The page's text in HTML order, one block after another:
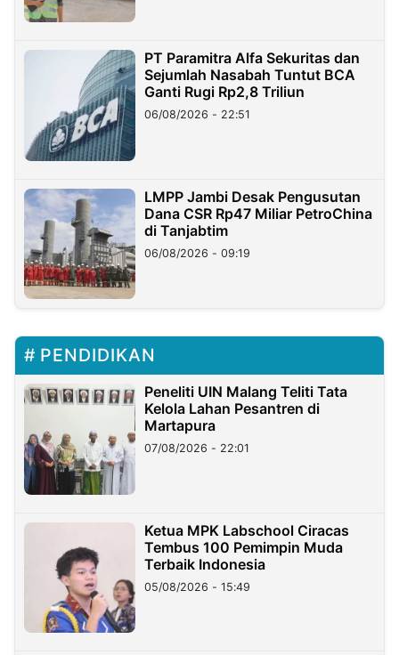
PT Paramitra Alfa Sekuritas dan
Sejumlah Nasabah Tuntut BCA
Ganti Rugi Rp2,8 Triliun
06/08/2026 - 22:51
LMPP Jambi Desak Pengusutan
Dana CSR Rp47 Miliar PetroChina
di Tanjabtim
06/08/2026 - 09:19
PENDIDIKAN
Peneliti UIN Malang Teliti Tata
Kelola Lahan Pesantren di
Martapura
07/08/2026 - 22:01
Ketua MPK Labschool Ciracas
Tembus 100 Pemimpin Muda
Terbaik Indonesia
05/08/2026 - 15:49